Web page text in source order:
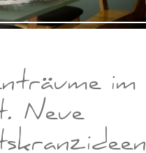
im
Neue